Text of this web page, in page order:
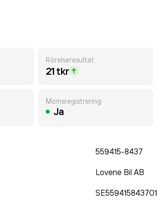
Rörelseresultat
21 tkr
Momsregistrering
Ja
559415-8437
Lovene Bil AB
SE559415843701